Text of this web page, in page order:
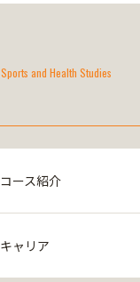
and Health Studies
コース紹介
キャリア